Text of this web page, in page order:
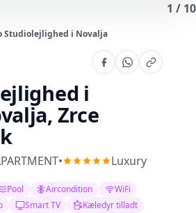
1 / 10
Studiolejlighed i Novalja
i
Zrce
• Luxury
Pool Aircondition
WiFi
Smart TV
Kæledyr tilladt